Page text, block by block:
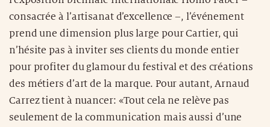
consacrée à l’artisanat d’excellence –, l’événement
prend une dimension plus large pour Cartier, qui
n’hésite pas à inviter ses clients du monde entier
pour profiter du glamour du festival et des créations
des métiers d’art de la marque. Pour autant, Arnaud
Carrez tient à nuancer: «Tout cela ne relève pas
seulement de la communication mais aussi d’une